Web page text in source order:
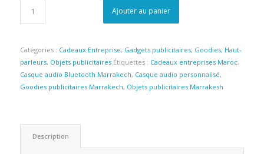
Ajouter au panier
Catégories : Cadeaux Entreprise, Gadgets publicitaires, Goodies, Haut-
parleurs, Objets publicitaires Étiquettes : Cadeaux entreprises Maroc,
Casque audio Bluetooth Marrakech, Casque audio personnalisé,
Goodies publicitaires Marrakech, Objets publicitaires Marrakesh
Description